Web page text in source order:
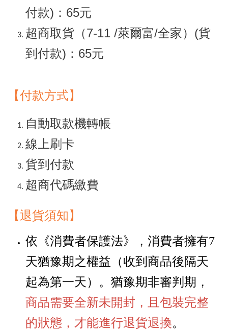
付款)：65元
超商取貨（7-11 /萊爾富/全家）(貨
到付款)：65元
【付款方式】
自動取款機轉帳
線上刷卡
貨到付款
超商代碼繳費
【退貨須知 】
依《消費者保護法》，消費者擁有7
天猶豫期之權益 （收到商品後隔天
起為第一天） 。猶豫期非審判期，
商品需要全新未開封，且包裝完整
的狀態，才能進行退貨退換。